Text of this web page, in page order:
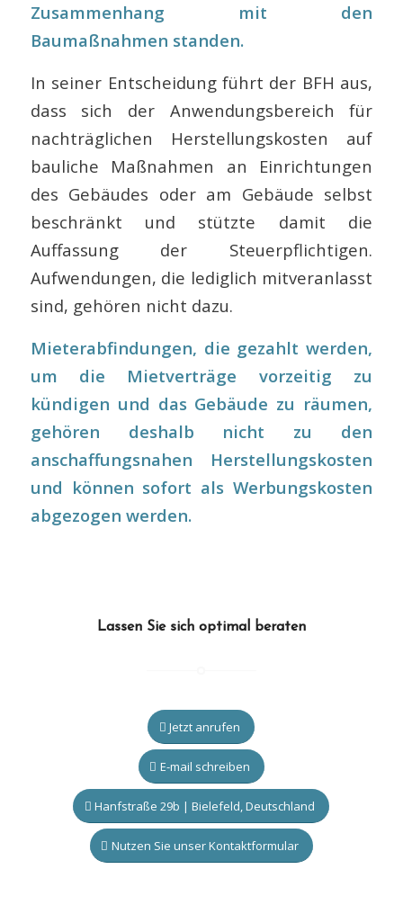
Zusammenhang mit den
Baumaßnahmen standen.
In seiner Entscheidung führt der BFH aus,
dass sich der Anwendungsbereich für
nachträglichen Herstellungskosten auf
bauliche Maßnahmen an Einrichtungen
des Gebäudes oder am Gebäude selbst
beschränkt und stützte damit die
Auffassung der Steuerpflichtigen.
Aufwendungen, die lediglich mitveranlasst
sind, gehören nicht dazu.
Mieterabfindungen, die gezahlt werden,
um die Mietverträge vorzeitig zu
kündigen und das Gebäude zu räumen,
gehören deshalb nicht zu den
anschaffungsnahen Herstellungskosten
und können sofort als Werbungskosten
abgezogen werden.
Lassen Sie sich optimal beraten
Jetzt anrufen
E-mail schreiben
Hanfstraße 29b | Bielefeld, Deutschland
Nutzen Sie unser Kontaktformular